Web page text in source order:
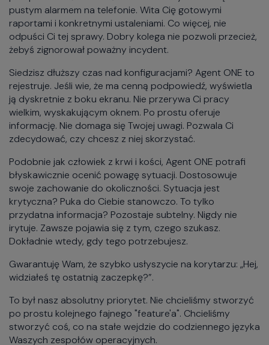
pustym alarmem na telefonie. Wita Cię gotowymi
raportami i konkretnymi ustaleniami. Co więcej, nie
odpuści Ci tej sprawy. Dobry kolega nie pozwoli przecież,
żebyś zignorował poważny incydent.
Siedzisz dłuższy czas nad konfiguracjami? Agent ONE to
rejestruje. Jeśli wie, że ma cenną podpowiedź, wyświetla
ją dyskretnie z boku ekranu. Nie przerywa Ci pracy
wielkim, wyskakującym oknem. Po prostu oferuje
informację. Nie domaga się Twojej uwagi. Pozwala Ci
zdecydować, czy chcesz z niej skorzystać.
Podobnie jak człowiek z krwi i kości, Agent ONE potrafi
błyskawicznie ocenić powagę sytuacji. Dostosowuje
swoje zachowanie do okoliczności. Sytuacja jest
krytyczna? Puka do Ciebie stanowczo. To tylko
przydatna informacja? Pozostaje subtelny. Nigdy nie
irytuje. Zawsze pojawia się z tym, czego szukasz.
Dokładnie wtedy, gdy tego potrzebujesz.
Gwarantuję Wam, że szybko usłyszycie na korytarzu: „Hej,
widziałeś tę ostatnią zaczepkę?”.
To był nasz absolutny priorytet. Nie chcieliśmy stworzyć
po prostu kolejnego fajnego "feature'a". Chcieliśmy
stworzyć coś, co na stałe wejdzie do codziennego języka
Waszych zespołów operacyjnych.